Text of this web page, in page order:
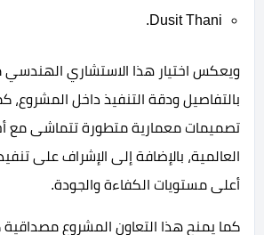
Dusit Thani.
ويعكس اختيار هذا الاستشاري الهندسي
بالتفاصيل ودقة التنفيذ داخل المشروع،
تصميمات معمارية متطورة تتماشى مع
العالمية، بالإضافة إلى الإشراف على
أعلى مستويات الكفاءة والجودة.
كما يمنح هذا التعاون المشروع مصداقية